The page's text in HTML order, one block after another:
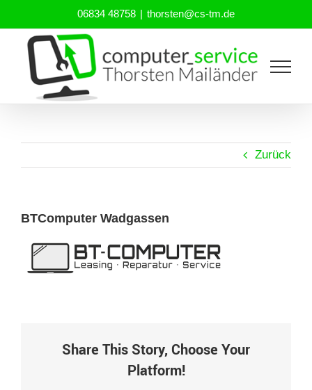
Inhalt
springen
06834 48758 | thorsten@cs-tm.de
Zurück
BTComputer Wadgassen
Share This Story, Choose Your
Platform!